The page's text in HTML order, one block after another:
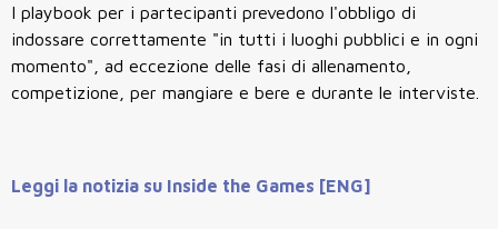
I playbook per i partecipanti prevedono l'obbligo di
indossare correttamente "in tutti i luoghi pubblici e in ogni
momento", ad eccezione delle fasi di allenamento,
competizione, per mangiare e bere e durante le interviste.
Leggi la notizia su Inside the Games [ENG]